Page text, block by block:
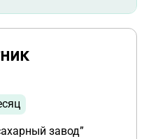
завод”